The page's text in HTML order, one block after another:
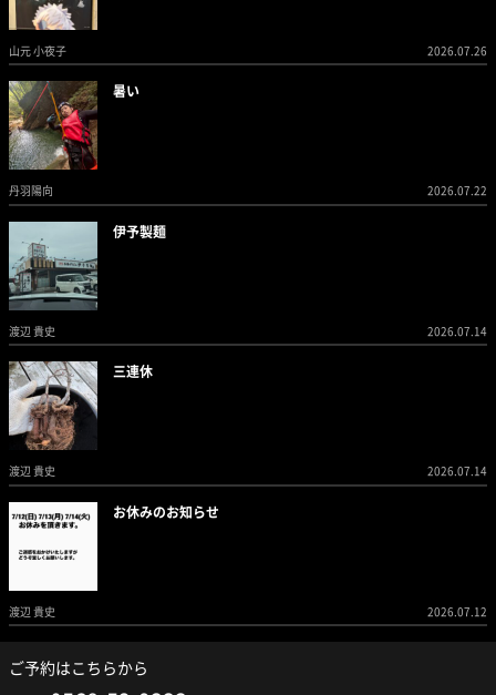
山元 小夜子 2026.07.26
暑い
丹羽陽向 2026.07.22
伊予製麺
渡辺 貴史 2026.07.14
三連休
渡辺 貴史 2026.07.14
お休みのお知らせ
渡辺 貴史 2026.07.12
ご予約はこちらから